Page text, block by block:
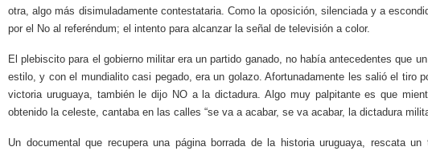
otra, algo más disimuladamente contestataria. Como la oposición, silenciada y a
por el No al referéndum; el intento para alcanzar la señal de televisión a color.
El plebiscito para el gobierno militar era un partido ganado, no había antecedentes que
estilo, y con el mundialito casi pegado, era un golazo. Afortunadamente les salió el tiro
victoria uruguaya, también le dijo NO a la dictadura. Algo muy palpitante es que
obtenido la celeste, cantaba en las calles “se va a acabar, se va acabar, la dictadura
Un documental que recupera una página borrada de la historia uruguaya, rescata